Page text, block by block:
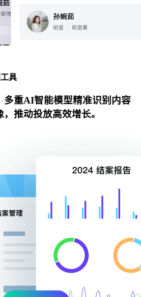
具
多重AI智能模型精准识别内容
推动投放高效增长。